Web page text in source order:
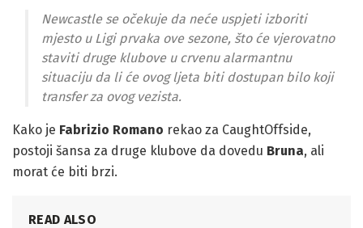
Newcastle se očekuje da neće uspjeti izboriti
mjesto u Ligi prvaka ove sezone, što će vjerovatno
staviti druge klubove u crvenu alarmantnu
situaciju da li će ovog ljeta biti dostupan bilo koji
transfer za ovog vezista.
Kako je Fabrizio Romano rekao za CaughtOffside,
postoji šansa za druge klubove da dovedu Bruna, ali
morat će biti brzi.
READ ALSO